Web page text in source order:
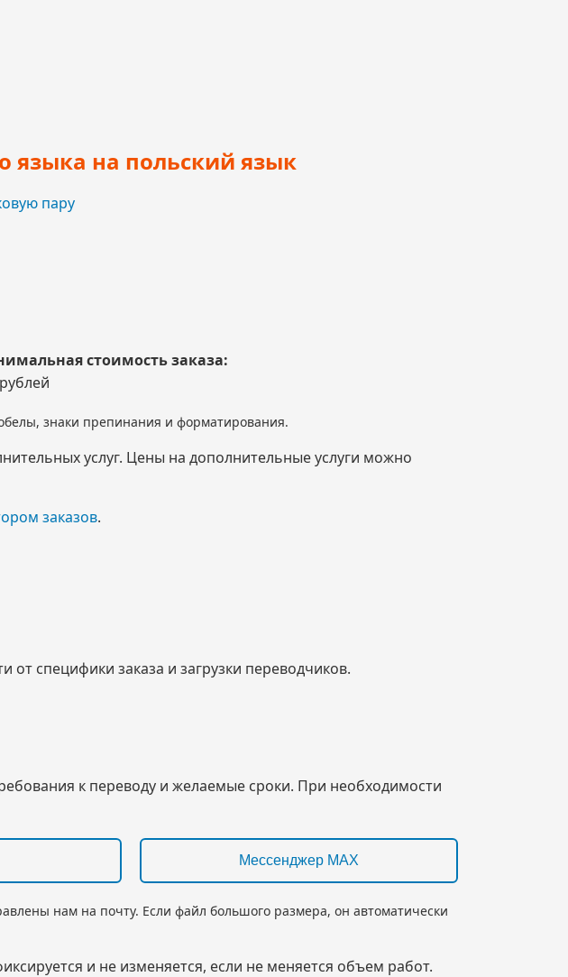
языка на польский язык
пару
стоимость заказа:
знаки препинания и форматирования.
услуг. Цены на дополнительные услуги можно
заказов.
специфики заказа и загрузки переводчиков.
к переводу и желаемые сроки. При необходимости
Мессенджер MAX
нам на почту. Если файл большого размера, он автоматически
и не изменяется, если не меняется объем работ.